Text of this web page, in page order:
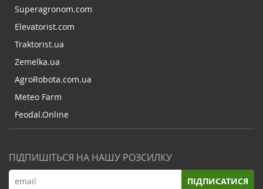
Superagronom.com
Elevatorist.com
Traktorist.ua
Zemelka.ua
AgroRobota.com.ua
Meteo Farm
Feodal.Online
ПІДПИШІТЬСЯ НА НАШУ РОЗСИЛКУ
ПІДПИСАТИСЯ